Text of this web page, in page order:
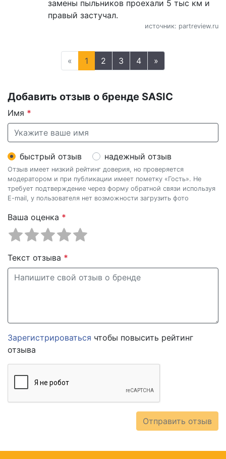
замены пыльников проехали 5 тыс км и
правый застучал.
источник: partreview.ru
« 1 2 3 4 »
Добавить отзыв о бренде SASIC
Имя *
быстрый отзыв надежный отзыв
Отзыв имеет низкий рейтинг доверия, но проверяется
модератором и при публикации имеет пометку «Гость». Не
требует подтверждение через форму обратной связи используя
E-mail, у пользователя нет возможности загрузить фото
Ваша оценка *
Текст отзыва *
Зарегистрироваться чтобы повысить рейтинг
отзыва
Отправить отзыв